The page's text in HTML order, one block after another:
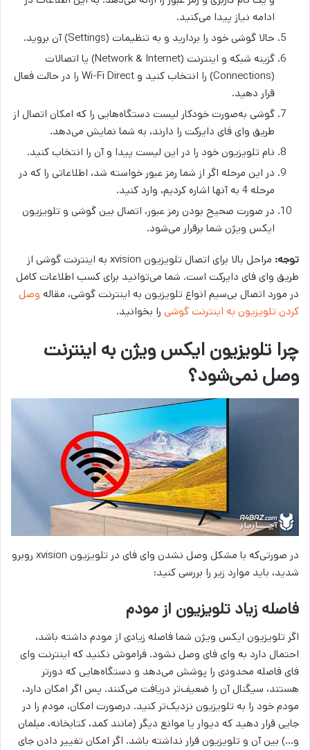
ادامه نیاز پیدا می‌کنید.
حالا گوشی خود را بردارید و به تنظیمات (Settings) آن بروید.
گزینه شبکه و اینترنت (Network & Internet) یا اتصالات
(Connections) را انتخاب کنید و Wi-Fi Direct را در حالت فعال
قرار دهید.
گوشی به‌صورت خودکار لیست دستگاه‌هایی را که امکان اتصال از
طریق وای فای دایرکت را دارند، به شما نمایش می‌دهد.
نام تلویزیون خود را در این لیست پیدا و آن را انتخاب کنید.
در این مرحله اگر از شما رمز عبور خواسته شد، اطلاعاتی را که در
مرحله 4 به آنها اشاره کردیم، وارد کنید.
در صورت صحیح بودن رمز عبور، اتصال بین گوشی و تلویزیون
ایکس ویژن شما برقرار می‌شود.
توجه:
مراحل بالا برای اتصال تلویزیون xvision به اینترنت گوشی از
طریق وای فای دایرکت است. شما می‌توانید برای کسب اطلاعات کامل
در مورد اتصال بی‌سیم انواع تلویزیون به اینترنت گوشی، مقاله وصل
کردن تلویزیون به اینترنت گوشی را بخوانید.
چرا تلویزیون ایکس ویژن به اینترنت
وصل نمی‌شود؟
در صورتی‌که با مشکل وصل نشدن وای فای در تلویزیون xvision روبرو
شدید، باید موارد زیر را بررسی کنید:
فاصله زیاد تلویزیون از مودم
اگر تلویزیون ایکس ویژن شما فاصله زیادی از مودم داشته باشد،
احتمال دارد به وای فای وصل نشود. فراموش نکنید که اینترنت وای
فای فاصله محدودی را پوشش می‌دهد و دستگاه‌هایی که دورتر
هستند، سیگنال آن را ضعیف‌تر دریافت می‌کنند. پس اگر امکان دارد،
مودم خود را به تلویزیون نزدیک‌تر کنید. درصورت امکان، مودم را در
جایی قرار دهید که دیوار یا موانع دیگر (مانند کمد، کتابخانه، مبلمان
و…) بین آن و تلویزیون قرار نداشته باشد. اگر امکان تغییر دادن جای